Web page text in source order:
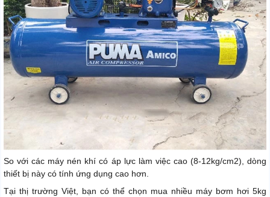
So với các máy nén khí có áp lực làm việc cao (8-12kg/cm2), dòng
thiết bị này có tính ứng dụng cao hơn.
Tại thị trường Việt, bạn có thể chọn mua nhiều máy bơm hơi 5kg